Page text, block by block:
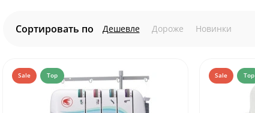
Сортировать по Дешевле Дороже Новинки
Sale Top Sale Top